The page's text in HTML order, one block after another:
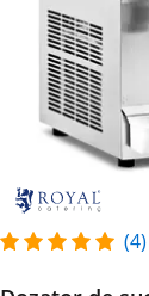
(4)